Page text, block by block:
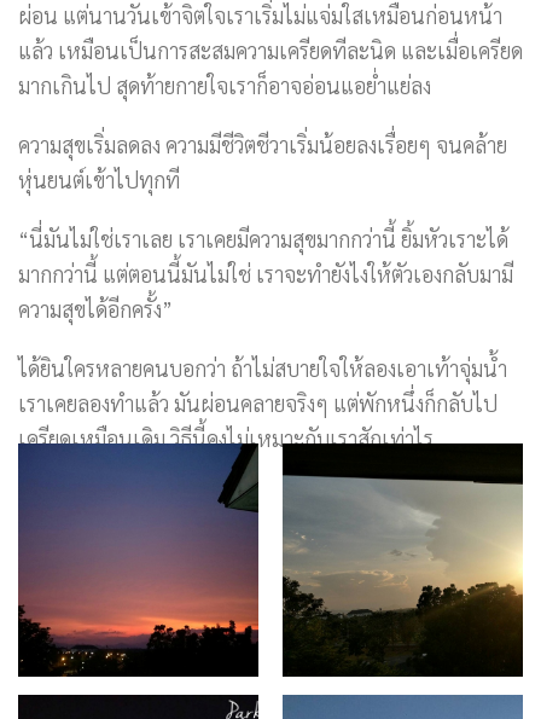
ผ่อน แต่นานวันเข้าจิตใจเราเริ่มไม่แจ่มใสเหมือนก่อนหน้า
แล้ว เหมือนเป็นการสะสมความเครียดทีละนิด และเมื่อเครียด
มากเกินไป สุดท้ายกายใจเราก็อาจอ่อนแอย่ำแย่ลง
ความสุขเริ่มลดลง ความมีชีวิตชีวาเริ่มน้อยลงเรื่อยๆ จนคล้าย
หุ่นยนต์เข้าไปทุกที
“นี่มันไม่ใช่เราเลย เราเคยมีความสุขมากกว่านี้ ยิ้มหัวเราะได้
มากกว่านี้ แต่ตอนนี้มันไม่ใช่ เราจะทำยังไงให้ตัวเองกลับมามี
ความสุขได้อีกครั้ง”
ได้ยินใครหลายคนบอกว่า ถ้าไม่สบายใจให้ลองเอาเท้าจุ่มน้ำ
เราเคยลองทำแล้ว มันผ่อนคลายจริงๆ แต่พักหนึ่งก็กลับไป
เครียดเหมือนเดิม วิธีนี้คงไม่เหมาะกับเราสักเท่าไร